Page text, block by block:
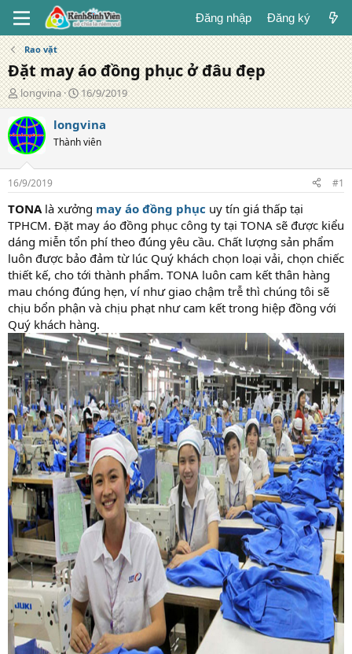
Đăng nhập Đăng ký
Rao vặt
Đặt may áo đồng phục ở đâu đẹp
T
á
c
g
i
ả
longvina
N
g
à
đ
g
16/9/2019
longvina
Thành viên
16/9/2019 #1
TONA là xưởng may áo đồng phục uy tín giá thấp tại
TPHCM. Đặt may áo đồng phục công ty tại TONA sẽ được kiểu
dáng miễn tổn phí theo đúng yêu cầu. Chất lượng sản phẩm
luôn được bảo đảm từ lúc Quý khách chọn loại vải, chọn chiếc
thiết kế, cho tới thành phẩm. TONA luôn cam kết thân hàng
mau chóng đúng hẹn, ví như giao chậm trễ thì chúng tôi sẽ
chịu bổn phận và chịu phạt như cam kết trong hiệp đồng với
Quý khách hàng.